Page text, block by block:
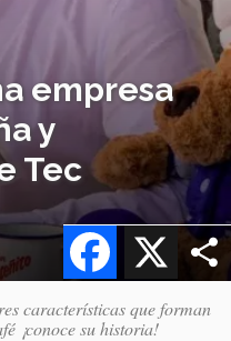
empresa
y
Tec
X
Facebook
características que forman
¡conoce su historia!